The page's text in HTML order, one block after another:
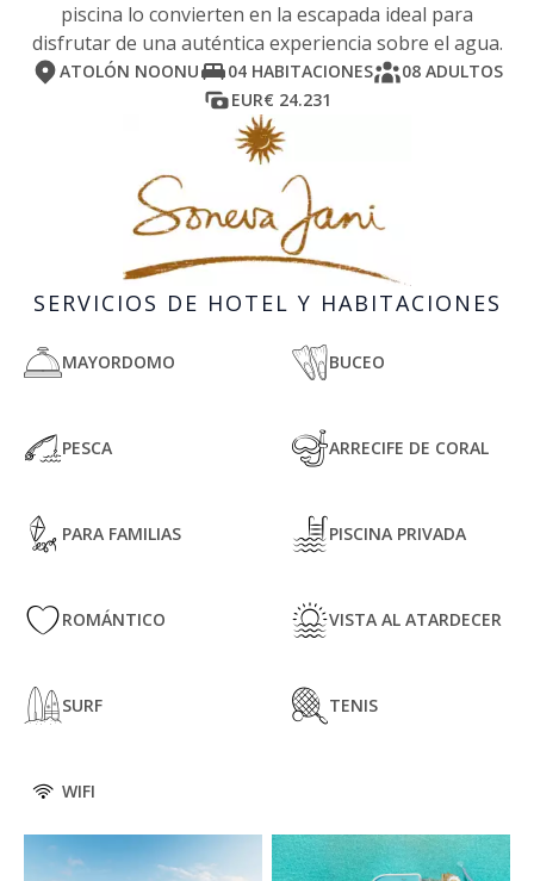
piscina lo convierten en la escapada ideal para
disfrutar de una auténtica experiencia sobre el agua.
ATOLÓN NOONU 04 HABITACIONES
08 ADULTOS
EUR€ 24.231
SERVICIOS DE HOTEL Y HABITACIONES
MAYORDOMO BUCEO
PESCA ARRECIFE DE CORAL
PARA FAMILIAS PISCINA PRIVADA
ROMÁNTICO VISTA AL ATARDECER
SURF TENIS
WIFI